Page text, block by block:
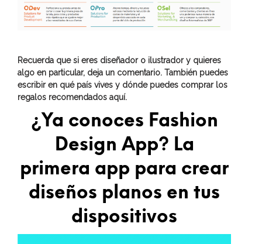
Recuerda que si eres diseñador o ilustrador y quieres
algo en particular, deja un comentario. También puedes
escribir en qué país vives y dónde puedes comprar los
regalos recomendados aquí.
¿Ya conoces Fashion
Design App? La
primera app para crear
diseños planos en tus
dispositivos